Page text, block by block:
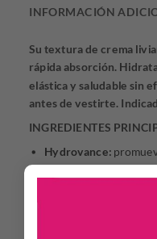
INFORMACIÓN
Su textura de crema
rápida absorción.
elástica y saludable sin
antes de vestirte.
INGREDIENTES
Hydrovance:
incrementando la